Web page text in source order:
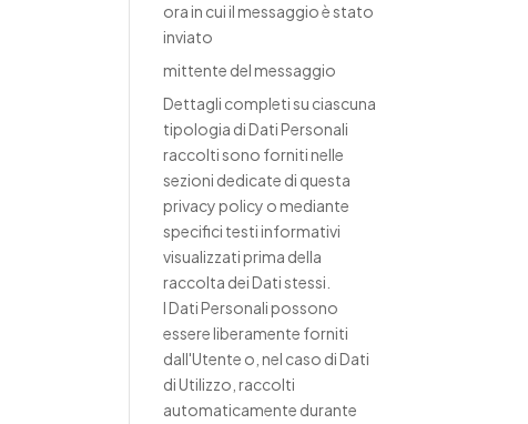
ora in cui il messaggio è stato
inviato
mittente del messaggio
Dettagli completi su ciascuna
tipologia di Dati Personali
raccolti sono forniti nelle
sezioni dedicate di questa
privacy policy o mediante
specifici testi informativi
visualizzati prima della
raccolta dei Dati stessi.
I Dati Personali possono
essere liberamente forniti
dall'Utente o, nel caso di Dati
di Utilizzo, raccolti
automaticamente durante